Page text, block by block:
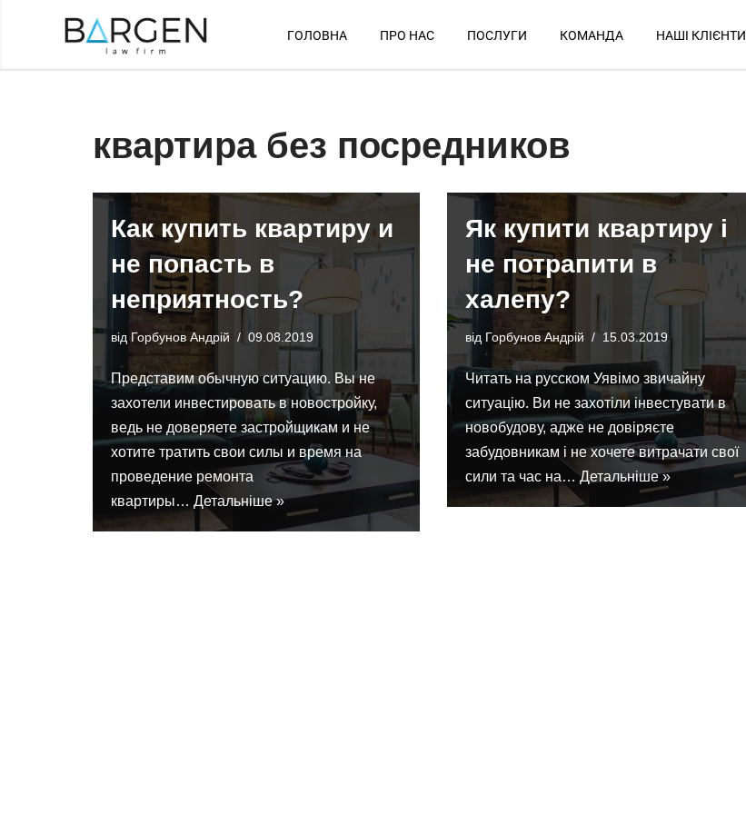
ГОЛОВНА ПРО НАС ПОСЛУГИ КОМАНДА НАШІ КЛІЄНТИ
квартира без посредников
Как купить квартиру и
не попасть в
неприятность?
від Горбунов Андрій 09.08.2019
Представим обычную ситуацию. Вы не
захотели инвестировать в новостройку,
ведь не доверяете застройщикам и не
хотите тратить свои силы и время на
проведение ремонта
квартиры… Детальніше »
Як купити квартиру і
не потрапити в
халепу?
від Горбунов Андрій 15.03.2019
Читать на русском Уявімо звичайну
ситуацію. Ви не захотіли інвестувати в
новобудову, адже не довіряєте
забудовникам і не хочете витрачати свої
сили та час на…Детальніше »